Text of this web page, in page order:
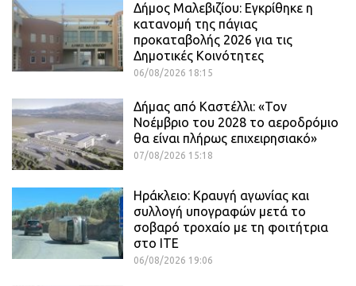
Δήμος Μαλεβιζίου: Εγκρίθηκε η
κατανομή της πάγιας
προκαταβολής 2026 για τις
Δημοτικές Κοινότητες
06/08/2026 18:15
Δήμας από Καστέλλι: «Τον
Νοέμβριο του 2028 το αεροδρόμιο
θα είναι πλήρως επιχειρησιακό»
07/08/2026 15:18
Ηράκλειο: Κραυγή αγωνίας και
συλλογή υπογραφών μετά το
σοβαρό τροχαίο με τη φοιτήτρια
στο ΙΤΕ
06/08/2026 19:06